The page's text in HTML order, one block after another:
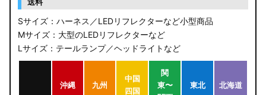
Sサイズ：ハーネス／LEDリフレクターなど小型商品
Mサイズ：大型のLEDリフレクターなど
Lサイズ：テールランプ／ヘッドライトなど
沖縄 九州
中国
四国
関
東〜
東北 北海道